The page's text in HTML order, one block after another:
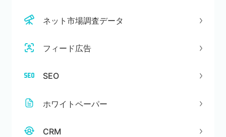
ネット市場調査データ
フィード広告
SEO
ホワイトペーパー
CRM